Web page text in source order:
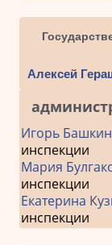
Алексей
Игорь Башкин
инспекции
Мария
инспекции
Екатерина
инспекции